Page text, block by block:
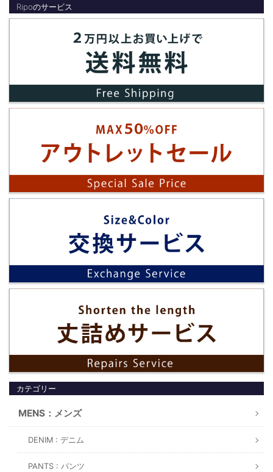
Ripoのサービス
カテゴリー
MENS：メンズ
DENIM : デニム
PANTS : パンツ